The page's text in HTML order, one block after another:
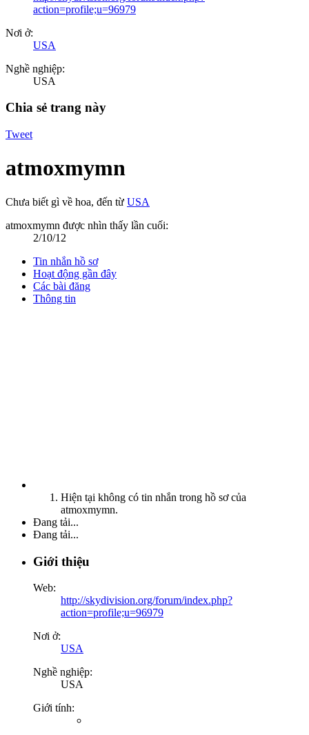
action=profile;u=96979
Nơi ở:
USA
Nghề nghiệp:
USA
Chia sẻ trang này
Tweet
atmoxmymn
Chưa biết gì về hoa, đến từ USA
atmoxmymn được nhìn thấy lần cuối:
2/10/12
Tin nhắn hồ sơ
Hoạt động gần đây
Các bài đăng
Thông tin
Hiện tại không có tin nhắn trong hồ sơ của
atmoxmymn.
Đang tải...
Đang tải...
Giới thiệu
Web:
http://skydivision.org/forum/index.php?
action=profile;u=96979
Nơi ở:
USA
Nghề nghiệp:
USA
Giới tính: